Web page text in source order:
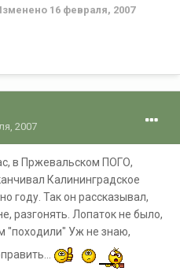
16 февраля, 2007
2007
в Пржевальском ПОГО,
Калининградское
году. Так он рассказывал,
разгонять. Лопаток не было,
"походили" Уж не знаю,